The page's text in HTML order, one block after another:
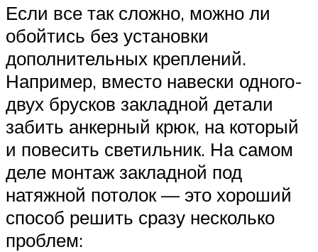
Если все так сложно, можно ли
обойтись без установки
дополнительных креплений.
Например, вместо навески одного-
двух брусков закладной детали
забить анкерный крюк, на который
и повесить светильник. На самом
деле монтаж закладной под
натяжной потолок — это хороший
способ решить сразу несколько
проблем: